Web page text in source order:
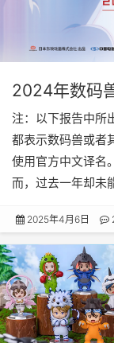
2024年数码
注：以下报告中所
都表示数码兽或者
使用官方中文译名
而，过去一年却未
2025年4月6日